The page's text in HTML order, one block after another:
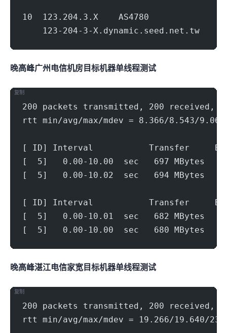
10  123.204.3.X    AS4780
123-204-3-X.dynamic.seed.net.tw
晚高峰广州电信机房(500Mbps)目标机器 IPERF3单线程测试
200 packets transmitted, 200 received,
rtt min/avg/max/mdev = 8.366/8.543/
[ ID] Interval           Transfer
[  5]   0.00-10.00  sec   697 MBytes
[  5]   0.00-10.02  sec   694 MBytes
[ ID] Interval           Transfer
[  5]   0.00-10.01  sec   682 MBytes
[  5]   0.00-10.00  sec   680 MBytes
复制
晚高峰湛江电信家宽(1000Mbps) 目标机器 IPERF3单线程测试
200 packets transmitted, 200 received,
rtt min/avg/max/mdev = 19.266/19.640/
复制